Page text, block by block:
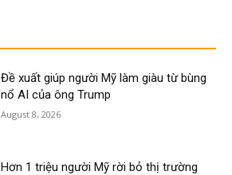
Đề xuất giúp người Mỹ làm giàu từ bùng
nổ AI của ông Trump
August 8, 2026
Hơn 1 triệu người Mỹ rời bỏ thị trường